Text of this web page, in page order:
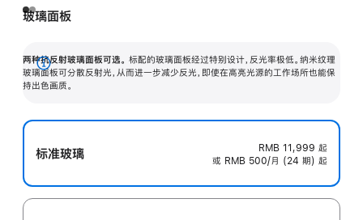
玻璃面板
两种抗反射玻璃面板可选。 标配的玻璃面板经过特别设计，反光率极低。纳米纹理
玻璃面板可分散反射光，从而进一步减少反光，即使在高亮光源的工作场所也能保
持出色画质。
展
开
标准玻璃 RMB 11,999 起
或 RMB 500/月 (24 期) 起